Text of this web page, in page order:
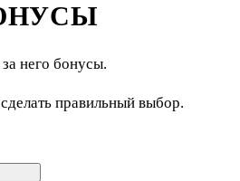
него бонусы.
правильный выбор.